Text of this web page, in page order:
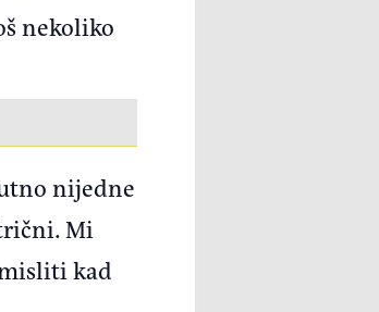
nekoliko
nijedne
Mi
kad